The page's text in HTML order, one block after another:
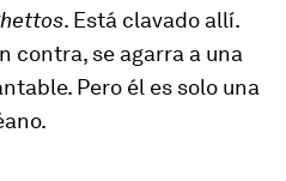
. Está clavado allí.
contra, se agarra a una
Pero él es solo una